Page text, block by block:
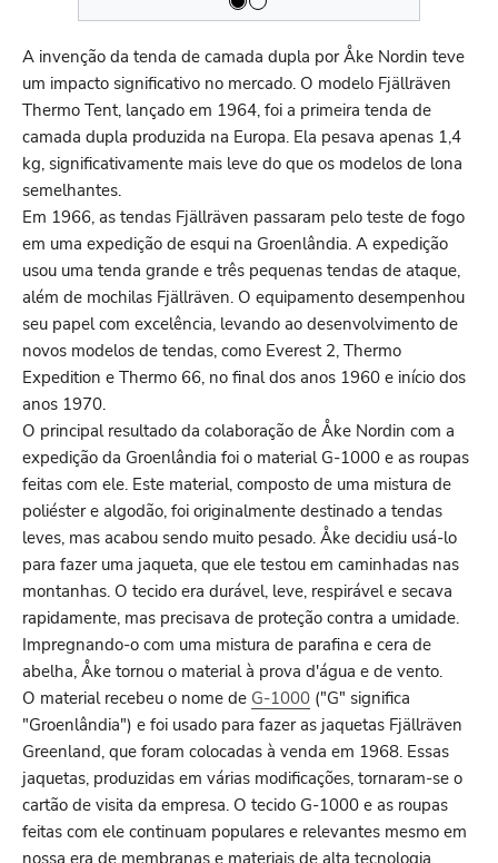
A invenção da tenda de camada dupla por Åke Nordin teve
um impacto significativo no mercado. O modelo Fjällräven
Thermo Tent, lançado em 1964, foi a primeira tenda de
camada dupla produzida na Europa. Ela pesava apenas 1,4
kg, significativamente mais leve do que os modelos de lona
semelhantes.
Em 1966, as tendas Fjällräven passaram pelo teste de fogo
em uma expedição de esqui na Groenlândia. A expedição
usou uma tenda grande e três pequenas tendas de ataque,
além de mochilas Fjällräven. O equipamento desempenhou
seu papel com excelência, levando ao desenvolvimento de
novos modelos de tendas, como Everest 2, Thermo
Expedition e Thermo 66, no final dos anos 1960 e início dos
anos 1970.
O principal resultado da colaboração de Åke Nordin com a
expedição da Groenlândia foi o material G-1000 e as roupas
feitas com ele. Este material, composto de uma mistura de
poliéster e algodão, foi originalmente destinado a tendas
leves, mas acabou sendo muito pesado. Åke decidiu usá-lo
para fazer uma jaqueta, que ele testou em caminhadas nas
montanhas. O tecido era durável, leve, respirável e secava
rapidamente, mas precisava de proteção contra a umidade.
Impregnando-o com uma mistura de parafina e cera de
abelha, Åke tornou o material à prova d'água e de vento.
O material recebeu o nome de G-1000 ("G" significa
"Groenlândia") e foi usado para fazer as jaquetas Fjällräven
Greenland, que foram colocadas à venda em 1968. Essas
jaquetas, produzidas em várias modificações, tornaram-se o
cartão de visita da empresa. O tecido G-1000 e as roupas
feitas com ele continuam populares e relevantes mesmo em
nossa era de membranas e materiais de alta tecnologia,